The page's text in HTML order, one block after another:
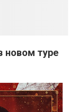
новом туре